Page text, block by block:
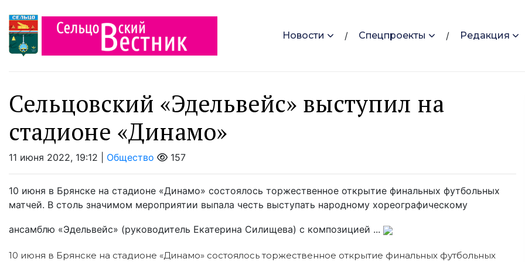
Новости Спецпроекты Редакция
Сельцовский «Эдельвейс» выступил на
стадионе «Динамо»
11 июня 2022, 19:12 | Общество 157
10 июня в Брянске на стадионе «Динамо» состоялось торжественное открытие финальных футбольных
матчей. В столь значимом мероприятии выпала честь выступать народному хореографическому
ансамблю «Эдельвейс» (руководитель Екатерина Силищева) с композицией ...
10 июня в Брянске на стадионе «Динамо» состоялось торжественное открытие финальных футбольных